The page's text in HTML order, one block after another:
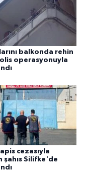
balkonda rehin
operasyonuyla
cezasıyla
şahıs Silifke'de